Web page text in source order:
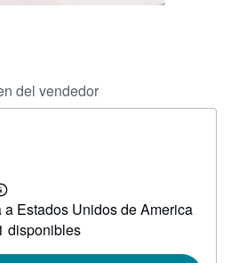
del vendedor
Más
información
sobre
las
Estados Unidos de America
disponibles